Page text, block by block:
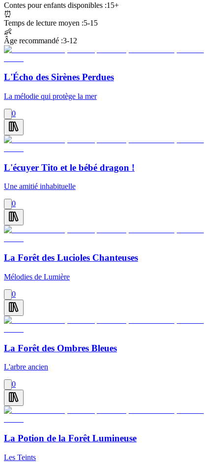
Contes pour enfants disponibles :15+
⏰
Temps de lecture moyen :5-15
👶
Âge recommandé :3-12
L'Écho des Sirènes Perdues
La mélodie qui protège la mer
0
L'écuyer Tito et le bébé dragon !
Une amitié inhabituelle
0
La Forêt des Lucioles Chanteuses
Mélodies de Lumière
0
La Forêt des Ombres Bleues
L'arbre ancien
0
La Potion de la Forêt Lumineuse
Les Teints